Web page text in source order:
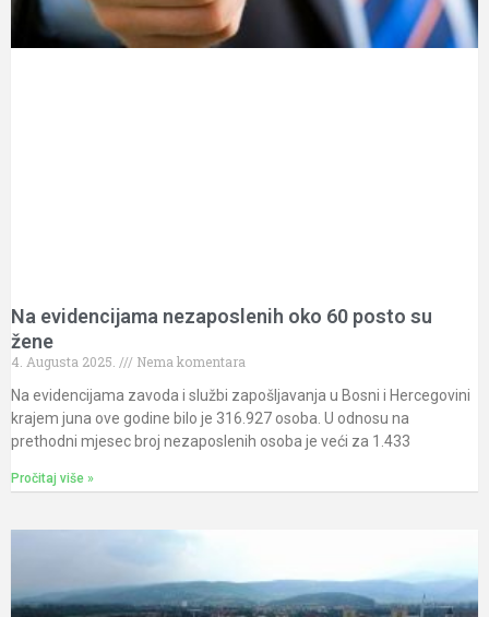
Na evidencijama nezaposlenih oko 60 posto su
žene
4. Augusta 2025.
Nema komentara
Na evidencijama zavoda i službi zapošljavanja u Bosni i Hercegovini
krajem juna ove godine bilo je 316.927 osoba. U odnosu na
prethodni mjesec broj nezaposlenih osoba je veći za 1.433
Pročitaj više »